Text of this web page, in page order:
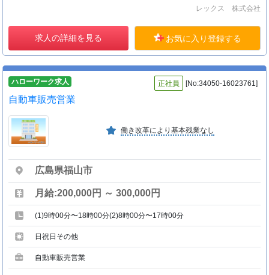
レックス 株式会社
求人の詳細を見る お気に入り登録する
ハローワーク求人 正社員 [No:34050-16023761]
自動車販売営業
働き改革により基本残業なし
広島県福山市
月給:200,000円 ～ 300,000円
(1)9時00分〜18時00分(2)8時00分〜17時00分
日祝日その他
自動車販売営業